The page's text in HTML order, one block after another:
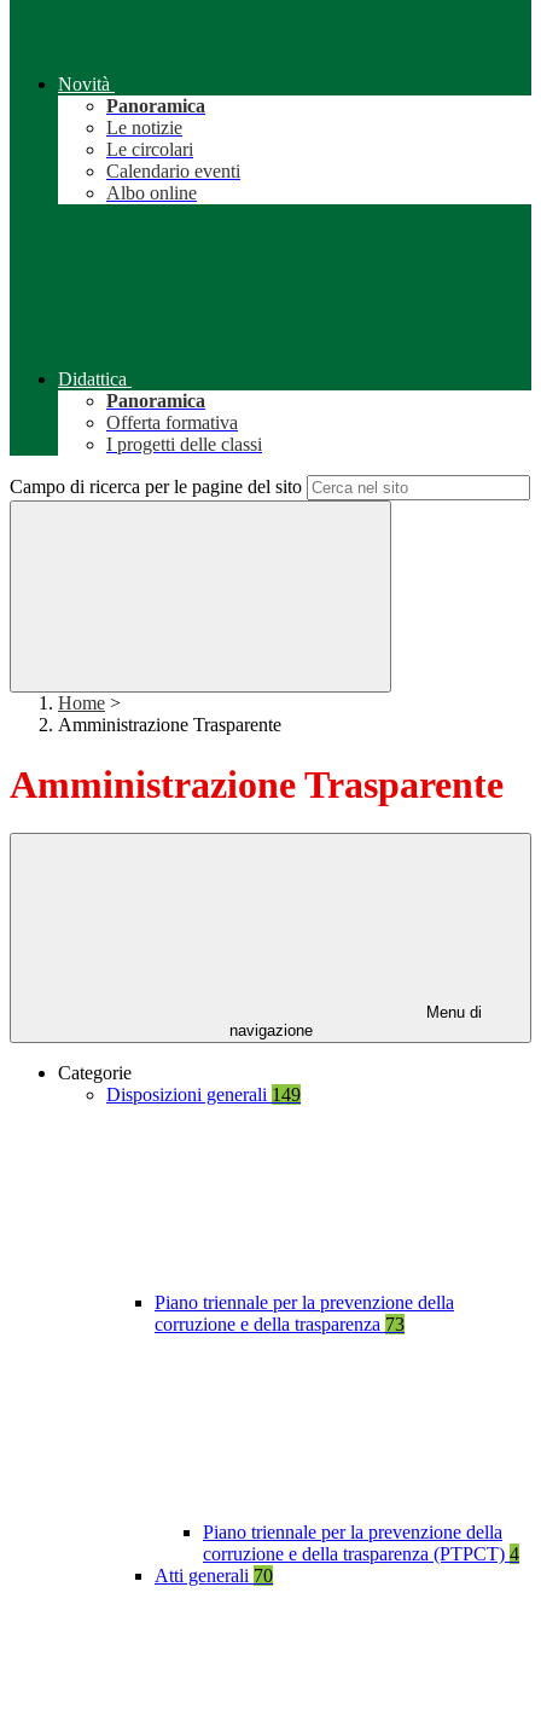
Novità
Panoramica
Le notizie
Le circolari
Calendario eventi
Albo online
Didattica
Panoramica
Offerta formativa
I progetti delle classi
Campo di ricerca per le pagine del sito
Home >
Amministrazione Trasparente
Amministrazione Trasparente
Menu di
navigazione
Categorie
Disposizioni generali 149
Piano triennale per la prevenzione della
corruzione e della trasparenza 73
Piano triennale per la prevenzione della
corruzione e della trasparenza (PTPCT) 4
Atti generali 70